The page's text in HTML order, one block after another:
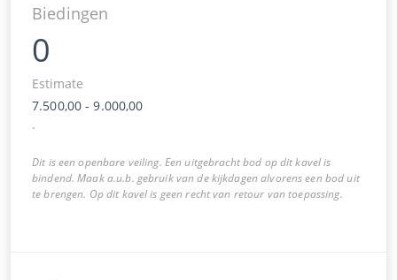
Biedingen
0
Estimate
7.500,00 -9.000,00
.
Dit is een openbare veiling. Een uitgebracht bod op dit kavel is
bindend. Maak a.u.b. gebruik van de kijkdagen alvorens een bod uit
te brengen. Op dit kavel is geen recht van retour van toepassing.